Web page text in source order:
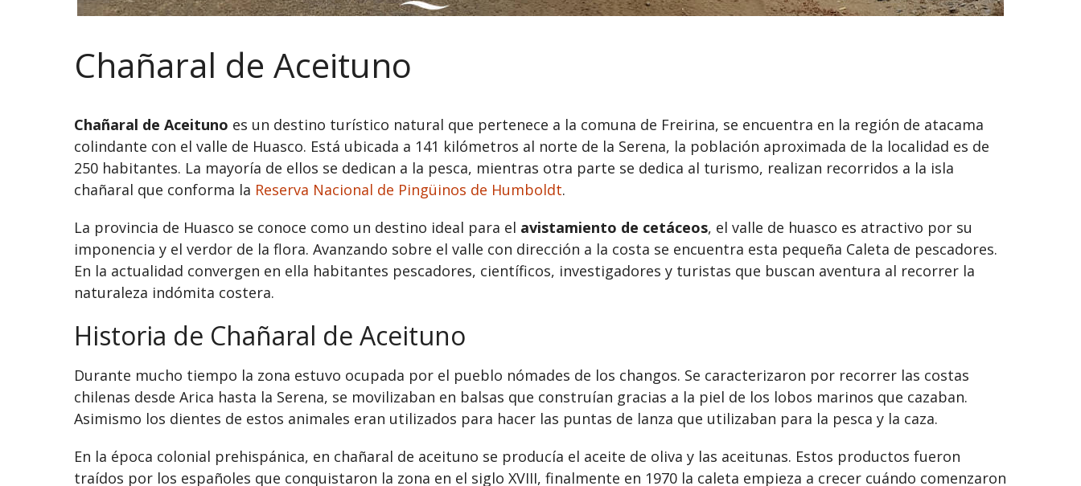
Chañaral de Aceituno
Chañaral de Aceituno es un destino turístico natural que pertenece a la comuna de Freirina, se encuentra en la región de atacama
colindante con el valle de Huasco. Está ubicada a 141 kilómetros al norte de la Serena, la población aproximada de la localidad es de
250 habitantes. La mayoría de ellos se dedican a la pesca, mientras otra parte se dedica al turismo, realizan recorridos a la isla
chañaral que conforma la Reserva Nacional de Pingüinos de Humboldt.
La provincia de Huasco se conoce como un destino ideal para el avistamiento de cetáceos, el valle de huasco es atractivo por su
imponencia y el verdor de la flora. Avanzando sobre el valle con dirección a la costa se encuentra esta pequeña Caleta de pescadores.
En la actualidad convergen en ella habitantes pescadores, científicos, investigadores y turistas que buscan aventura al recorrer la
naturaleza indómita costera.
Historia de Chañaral de Aceituno
Durante mucho tiempo la zona estuvo ocupada por el pueblo nómades de los changos. Se caracterizaron por recorrer las costas
chilenas desde Arica hasta la Serena, se movilizaban en balsas que construían gracias a la piel de los lobos marinos que cazaban.
Asimismo los dientes de estos animales eran utilizados para hacer las puntas de lanza que utilizaban para la pesca y la caza.
En la época colonial prehispánica, en chañaral de aceituno se producía el aceite de oliva y las aceitunas. Estos productos fueron
traídos por los españoles que conquistaron la zona en el siglo XVIII, finalmente en 1970 la caleta empieza a crecer cuándo comenzaron